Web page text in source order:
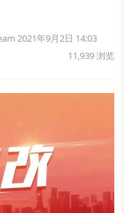
2021年9月2日 14:03
11,939浏览